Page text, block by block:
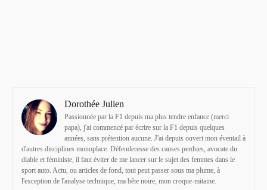
Dorothée Julien
Passionnée par la F1 depuis ma plus tendre enfance (merci
papa), j'ai commencé par écrire sur la F1 depuis quelques
années, sans prétention aucune. J'ai depuis ouvert mon éventail à
d'autres disciplines monoplace. Défenderesse des causes perdues, avocate du
diable et féministe, il faut éviter de me lancer sur le sujet des femmes dans le
sport auto. Actu, ou articles de fond, tout peut passer sous ma plume, à
l'exception de l'analyse technique, ma bête noire, mon croque-mitaine.